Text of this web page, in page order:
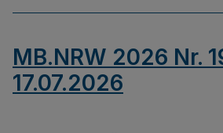
MB.NRW 2026 Nr.
17.07.2026